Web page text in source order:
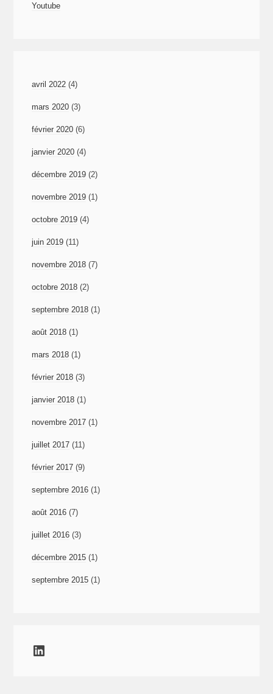
Youtube
avril 2022 (4)
mars 2020 (3)
février 2020 (6)
janvier 2020 (4)
décembre 2019 (2)
novembre 2019 (1)
octobre 2019 (4)
juin 2019 (11)
novembre 2018 (7)
octobre 2018 (2)
septembre 2018 (1)
août 2018 (1)
mars 2018 (1)
février 2018 (3)
janvier 2018 (1)
novembre 2017 (1)
juillet 2017 (11)
février 2017 (9)
septembre 2016 (1)
août 2016 (7)
juillet 2016 (3)
décembre 2015 (1)
septembre 2015 (1)
LinkedIn